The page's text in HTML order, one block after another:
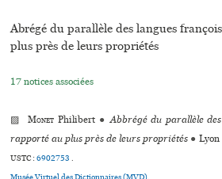
Abrégé du parallèle des langues
plus près de leurs propriétés
17 notices associées
▨Monet Philibert ● Abbrégé du parallèle
rapporté au plus près de leurs propriétés ● Lyon
USTC :6902753.